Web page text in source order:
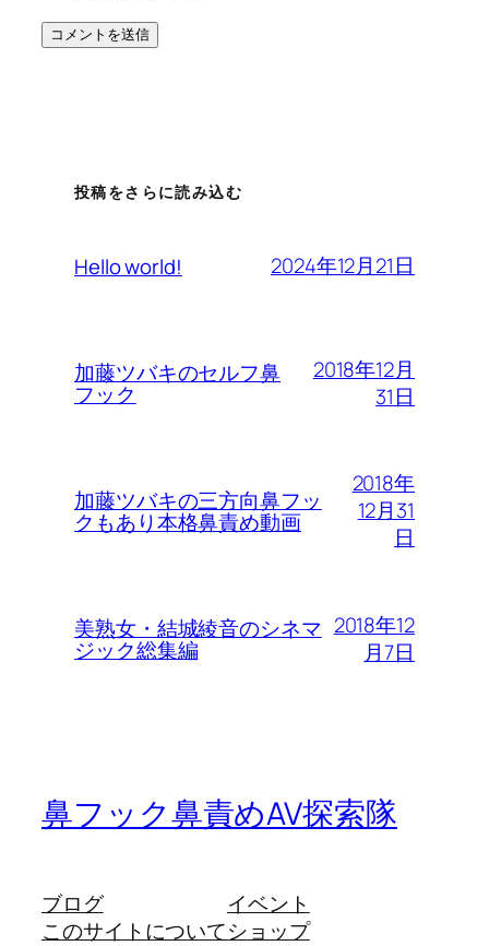
投稿をさらに読み込む
Hello world! 2024年12月21日
加藤ツバキのセルフ鼻
フック
2018年12月
31日
加藤ツバキの三方向鼻フッ
クもあり本格鼻責め動画
2018年
12月31
日
美熟女・結城綾音のシネマ
ジック総集編
2018年12
月7日
鼻フック鼻責めAV探索隊
ブログ
このサイトについて
イベント
ショップ